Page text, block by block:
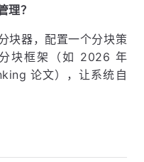
理？
块器，配置一个分块策
块框架（如 2026 年
论文），让系统自